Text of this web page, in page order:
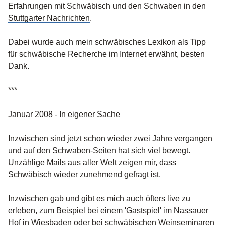
Erfahrungen mit Schwäbisch und den Schwaben in den
Stuttgarter Nachrichten
Dabei wurde auch mein schwäbisches Lexikon als Tipp
für schwäbische Recherche im Internet erwähnt, besten
Dank.
***
Januar 2008 - In eigener Sache
Inzwischen sind jetzt schon wieder zwei Jahre vergangen
und auf den Schwaben-Seiten hat sich viel bewegt.
Unzählige Mails aus aller Welt zeigen mir, dass
Schwäbisch wieder zunehmend gefragt ist.
Inzwischen gab und gibt es mich auch öfters live zu
erleben, zum Beispiel bei einem 'Gastspiel' im Nassauer
Hof in Wiesbaden oder bei schwäbischen Weinseminaren